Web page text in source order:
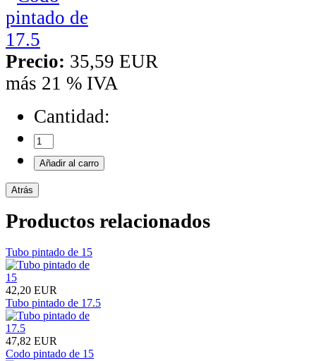
Precio: 35,59 EUR
más 21 % IVA
Cantidad:
Productos relacionados
Tubo pintado de 15
42,20 EUR
Tubo pintado de 17.5
47,82 EUR
Codo pintado de 15